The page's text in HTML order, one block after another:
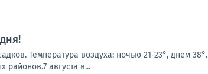
Температура воздуха: ночью 21-23°, днем
районов.7 августа в...